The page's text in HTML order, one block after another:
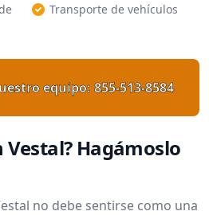
Transporte de vehículos
equipo: 855-513-8584
Hagámoslo
no debe sentirse como una